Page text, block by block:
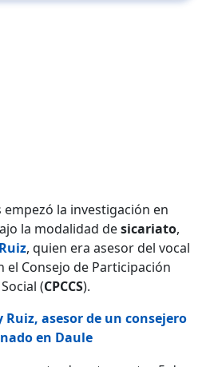
empezó la investigación en
la modalidad desicariato,
, quien era asesor del vocal
el Consejo de Participación
(CPCCS).
Ruiz, asesor de un consejero
en Daule